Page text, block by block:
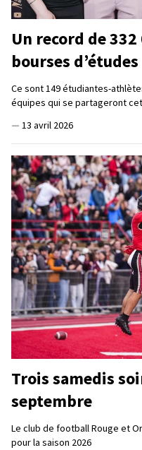
Un record de
bourses d’études
Ce sont 149 étudiantes-
équipes qui se partageront
— 13 avril 2026
Trois samedis
septembre
Le club de football Rouge et
pour la saison 2026